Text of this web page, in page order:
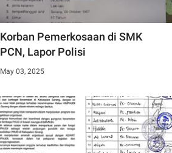
Korban Pemerkosaan di SMK
PCN, Lapor Polisi
May 03, 2025